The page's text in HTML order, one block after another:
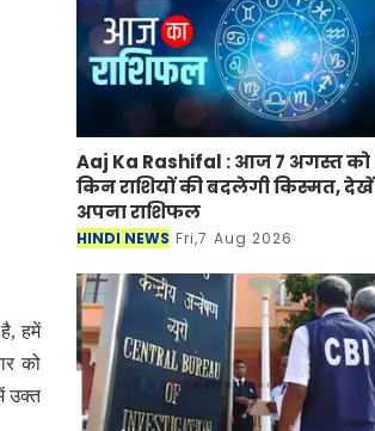
है, हमें
को
उक्त
Aaj Ka Rashifal : आज 7 अगस्त को
किन राशियों की बदलेगी किस्मत, देखें
अपना राशिफल
HINDI NEWS Fri,7 Aug 2026